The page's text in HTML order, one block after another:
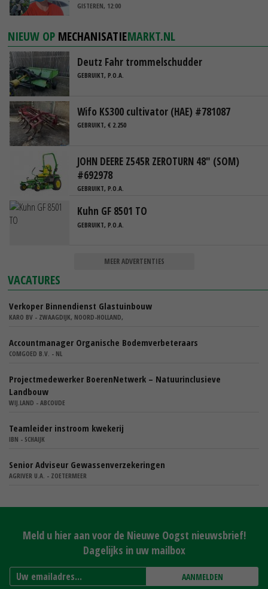
GISTEREN, 12:00
NIEUW OP MECHANISATIEMARKT.NL
Deutz Fahr trommelschudder
GEBRUIKT, P.O.A.
Wifo KS300 cultivator (HAE) #781087
GEBRUIKT, € 2.250
JOHN DEERE Z545R ZEROTURN 48" (SOM)
#692978
GEBRUIKT, P.O.A.
Kuhn GF 8501 TO
GEBRUIKT, P.O.A.
MEER ADVERTENTIES
VACATURES
Verkoper Binnendienst Glastuinbouw
KARO BV - ZWAAGDIJK, NOORD-HOLLAND,
Accountmanager Organische Bodemverbeteraars
COMGOED B.V. - NL
Projectmedewerker BoerenNetwerk – Natuurinclusieve
Landbouw
WIJ.LAND - ABCOUDE
Teamleider instroom kwekerij
IBN - SCHAIJK
Senior Adviseur Gewassenverzekeringen
AGRIVER U.A. - ZOETERMEER
Meld u hier aan voor de Nieuwe Oogst nieuwsbrief!
Dagelijks in uw mailbox
AANMELDEN